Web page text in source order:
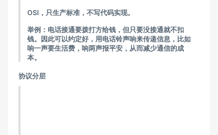
OSI，只生产标准，不写代码实现。
举例：电话接通要拨打方给钱，但只要没接通就不扣
钱。因此可以约定好，用电话铃声响来传递信息，比如
响一声要生活费，响两声报平安，从而减少通信的成
本。
协议分层